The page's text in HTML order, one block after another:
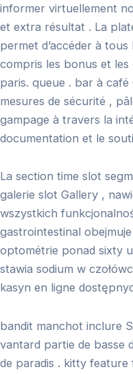
informer virtuellement
et extra résultat . La
permet d’accéder à
compris les bonus et
paris. queue . bar à
mesures de sécurité ,
gampage à travers la
documentation et le
La section time slot
galerie slot Gallery ,
wszystkich
gastrointestinal
optométrie ponad sixty
stawia sodium w
kasyn en ligne
bandit manchot inclure
vantard partie de basse
de paradis . kitty feature